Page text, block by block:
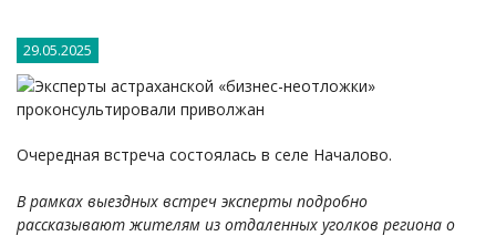
29.05.2025
Очередная встреча состоялась в селе Началово.
В рамках выездных встреч эксперты подробно
рассказывают жителям из отдаленных уголков региона о